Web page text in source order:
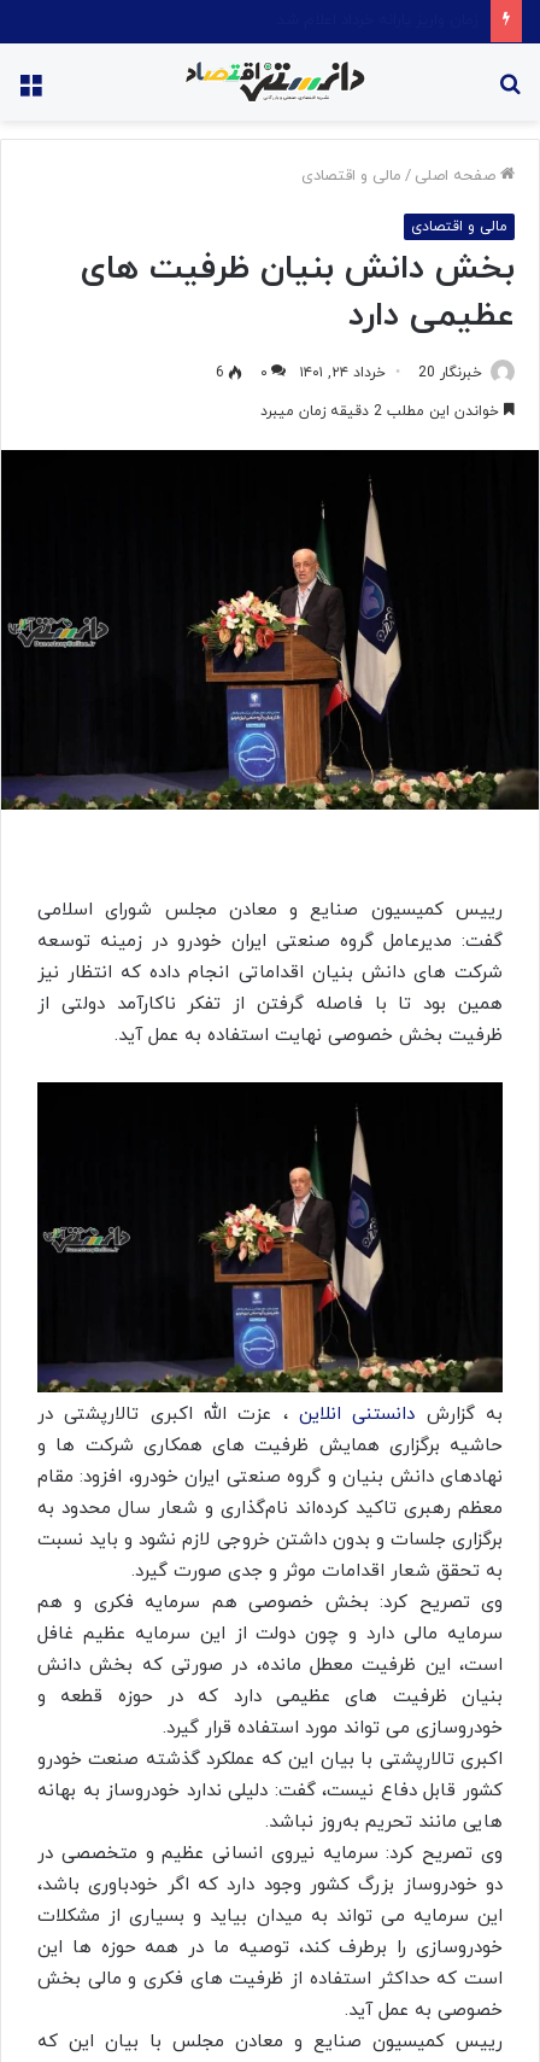
صفحه اصلی / مالی و اقتصادی
مالی و اقتصادی
بخش دانش بنیان ظرفیت های
عظیمی دارد
خبرنگار 20 خرداد ۲۴, ۱۴۰۱ ۰
6
خواندن این مطلب 2 دقیقه زمان میبرد
رییس کمیسیون صنایع و معادن مجلس شورای اسلامی
گفت: مدیرعامل گروه صنعتی ایران خودرو در زمینه توسعه
شرکت های دانش بنیان اقداماتی انجام داده که انتظار نیز
همین بود تا با فاصله گرفتن از تفکر ناکارآمد دولتی از
ظرفیت بخش خصوصی نهایت استفاده به عمل آید.
به گزارش دانستنی انلاین ، عزت الله اکبری تالارپشتی در
حاشیه برگزاری همایش ظرفیت های همکاری شرکت ها و
نهادهای دانش بنیان و گروه صنعتی ایران خودرو، افزود: مقام
معظم رهبری تاکید کرده‌اند نام‌گذاری و شعار سال محدود به
برگزاری جلسات و بدون داشتن خروجی لازم نشود و باید نسبت
به تحقق شعار اقدامات موثر و جدی صورت گیرد.
وی تصریح کرد: بخش خصوصی هم سرمایه فکری و هم
سرمایه مالی دارد و چون دولت از این سرمایه عظیم غافل
است، این ظرفیت معطل مانده، در صورتی که بخش دانش
بنیان ظرفیت های عظیمی دارد که در حوزه قطعه و
خودروسازی می تواند مورد استفاده قرار گیرد.
اکبری تالارپشتی با بیان این که عملکرد گذشته صنعت خودرو
کشور قابل دفاع نیست، گفت: دلیلی ندارد خودروساز به بهانه
هایی مانند تحریم به‌روز نباشد.
وی تصریح کرد: سرمایه نیروی انسانی عظیم و متخصصی در
دو خودروساز بزرگ کشور وجود دارد که اگر خودباوری باشد،
این سرمایه می تواند به میدان بیاید و بسیاری از مشکلات
خودروسازی را برطرف کند، توصیه ما در همه حوزه ها این
است که حداکثر استفاده از ظرفیت های فکری و مالی بخش
خصوصی به عمل آید.
رییس کمیسیون صنایع و معادن مجلس با بیان این که